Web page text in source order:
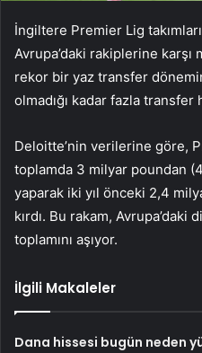
İngiltere Premier Lig
Avrupa’daki rakiplerine
rekor bir yaz transfer
olmadığı kadar fazla transfer
Deloitte’nin verilerine göre,
toplamda 3 milyar poundan
yaparak iki yıl önceki 2,4
kırdı. Bu rakam,
toplamını aşıyor.
İlgili Makaleler
Dana hissesi bugün neden